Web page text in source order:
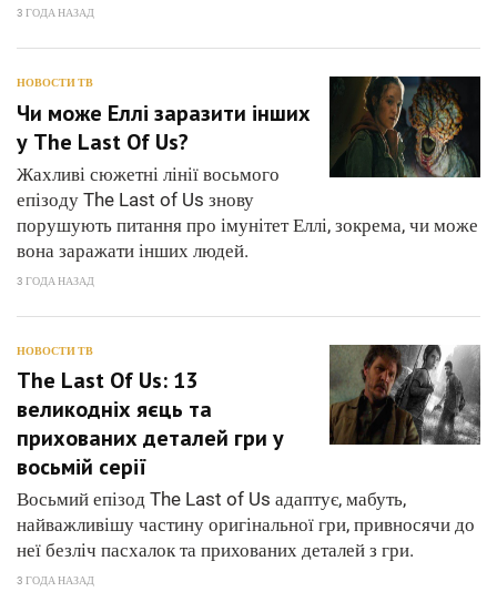
3 ГОДА НАЗАД
НОВОСТИ ТВ
Чи може Еллі заразити інших
у The Last Of Us?
Жахливі сюжетні лінії восьмого
епізоду The Last of Us знову
порушують питання про імунітет Еллі, зокрема, чи може
вона заражати інших людей.
3 ГОДА НАЗАД
НОВОСТИ ТВ
The Last Of Us: 13
великодніх яєць та
прихованих деталей гри у
восьмій серії
Восьмий епізод The Last of Us адаптує, мабуть,
найважливішу частину оригінальної гри, привносячи до
неї безліч пасхалок та прихованих деталей з гри.
3 ГОДА НАЗАД